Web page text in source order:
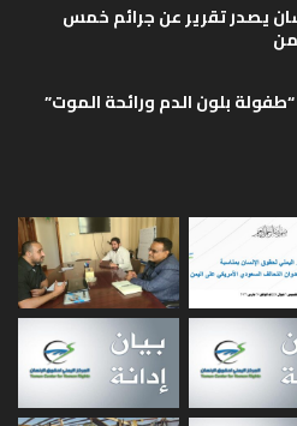
س
ب
ت
ل
يصدر تقرير عن جرائم خمس
بلون الدم ورائحة الموت”